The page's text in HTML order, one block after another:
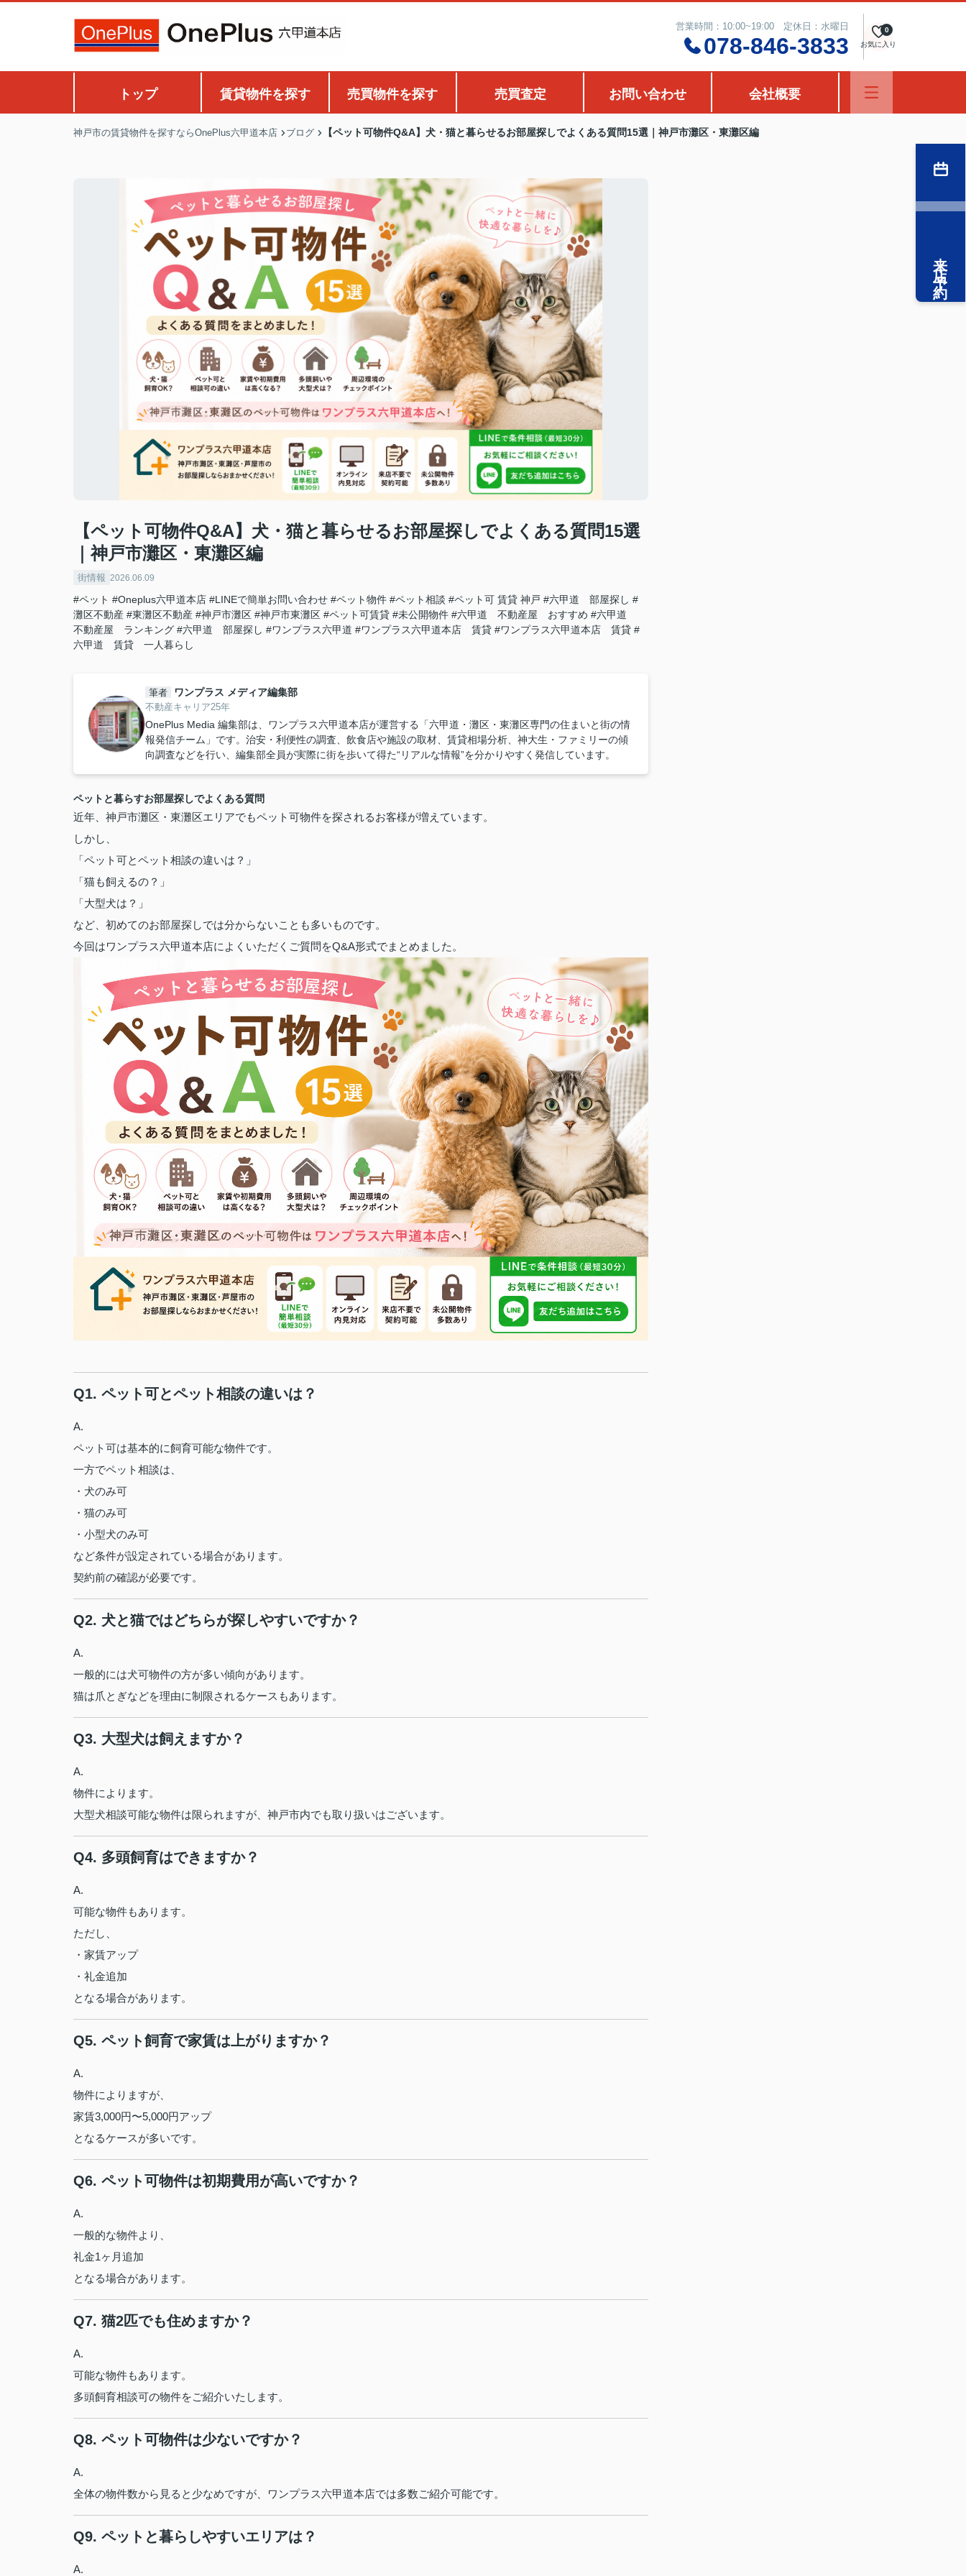
営業時間：10:00~19:00 定休日：水曜日
078-846-3833 お気に入り
0
トップ 賃貸物件を探す 売買物件を探す 売買査定 お問い合わせ 会社概要
神戸市の賃貸物件を探すならOnePlus六甲道本店 ブログ 【ペット可物件Q&A】犬・猫と暮らせるお部屋探しでよくある質問15選｜神戸市灘区・東灘区編
【ペット可物件Q&A】犬・猫と暮らせるお部屋探しでよくある質問15選
｜神戸市灘区・東灘区編
街情報 2026.06.09
#ペット #Oneplus六甲道本店 #LINEで簡単お問い合わせ #ペット物件 #ペット相談 #ペット可 賃貸 神戸 #六甲道 部屋探し #
灘区不動産 #東灘区不動産 #神戸市灘区 #神戸市東灘区 #ペット可賃貸 #未公開物件 #六甲道 不動産屋 おすすめ #六甲道
不動産屋 ランキング #六甲道 部屋探し #ワンプラス六甲道 #ワンプラス六甲道本店 賃貸 #ワンプラス六甲道本店 賃貸 #
六甲道 賃貸 一人暮らし
筆者 ワンプラス メディア編集部
不動産キャリア25年
OnePlus Media 編集部は、ワンプラス六甲道本店が運営する「六甲道・灘区・東灘区専門の住まいと街の情
報発信チーム」です。治安・利便性の調査、飲食店や施設の取材、賃貸相場分析、神大生・ファミリーの傾
向調査などを行い、編集部全員が実際に街を歩いて得た“リアルな情報”を分かりやすく発信しています。
ペットと暮らすお部屋探しでよくある質問
近年、神戸市灘区・東灘区エリアでもペット可物件を探されるお客様が増えています。
しかし、
「ペット可とペット相談の違いは？」
「猫も飼えるの？」
「大型犬は？」
など、初めてのお部屋探しでは分からないことも多いものです。
今回はワンプラス六甲道本店によくいただくご質問をQ&A形式でまとめました。
Q1. ペット可とペット相談の違いは？
A.
ペット可は基本的に飼育可能な物件です。
一方でペット相談は、
・犬のみ可
・猫のみ可
・小型犬のみ可
など条件が設定されている場合があります。
契約前の確認が必要です。
Q2. 犬と猫ではどちらが探しやすいですか？
A.
一般的には犬可物件の方が多い傾向があります。
猫は爪とぎなどを理由に制限されるケースもあります。
Q3. 大型犬は飼えますか？
A.
物件によります。
大型犬相談可能な物件は限られますが、神戸市内でも取り扱いはございます。
Q4. 多頭飼育はできますか？
A.
可能な物件もあります。
ただし、
・家賃アップ
・礼金追加
となる場合があります。
Q5. ペット飼育で家賃は上がりますか？
A.
物件によりますが、
家賃3,000円〜5,000円アップ
となるケースが多いです。
Q6. ペット可物件は初期費用が高いですか？
A.
一般的な物件より、
礼金1ヶ月追加
となる場合があります。
Q7. 猫2匹でも住めますか？
A.
可能な物件もあります。
多頭飼育相談可の物件をご紹介いたします。
Q8. ペット可物件は少ないですか？
A.
全体の物件数から見ると少なめですが、ワンプラス六甲道本店では多数ご紹介可能です。
Q9. ペットと暮らしやすいエリアは？
A.
来店予約